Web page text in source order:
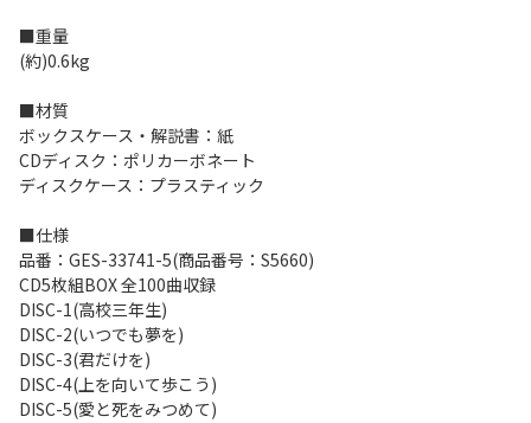
■重量
(約)0.6kg
■材質
ボックスケース・解説書：紙
CDディスク：ポリカーボネート
ディスクケース：プラスティック
■仕様
品番：GES-33741-5(商品番号：S5660)
CD5枚組BOX 全100曲収録
DISC-1(高校三年生)
DISC-2(いつでも夢を)
DISC-3(君だけを)
DISC-4(上を向いて歩こう)
DISC-5(愛と死をみつめて)